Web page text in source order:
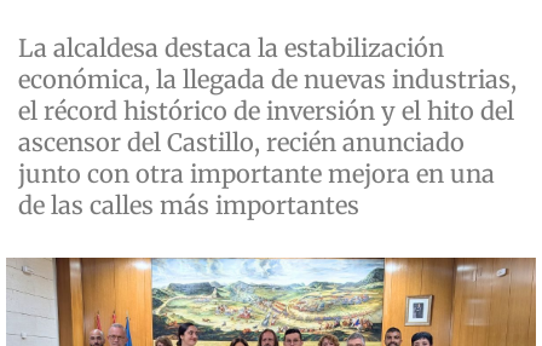
La alcaldesa destaca la estabilización
económica, la llegada de nuevas industrias,
el récord histórico de inversión y el hito del
ascensor del Castillo, recién anunciado
junto con otra importante mejora en una
de las calles más importantes